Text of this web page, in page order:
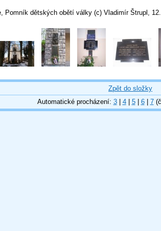
Pomník dětských obětí války (c) Vladimír Štrupl,
Zpět do složky
Automatické procházení: 3| 4| 5| 6| 7